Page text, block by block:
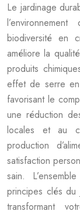
Le jardinage
biodiversité en
améliore la
produits
effet de serre en
favorisant le
une réduction
locales et au
production
satisfaction
sain.
principes clés du
transformant